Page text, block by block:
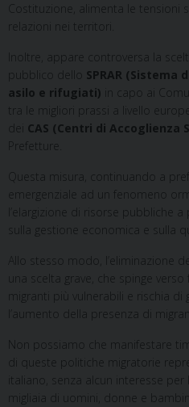
Costituzione, alimenta le tensioni
relazioni nei territori.
Inoltre, appare controversa la
pubblico dello SPRAR
asilo e rifugiati) in capo ai
tra le migliori prassi a livello
dei
CAS (Centri di Accoglienza
Prefetture.
Questa misura, continuando a
emergenziale ad un fenomeno
l’elargizione di risorse pubbliche
sulla gestione economica e sulla
Allo stesso modo, l’eliminazione
una scelta grave, che spinge
migranti più vulnerabili e rischia di
l’aumento della presenza di
Non possiamo che manifestare
di queste politiche migratorie
italiano, senza alcun interesse
migliaia di uomini, donne e bambini.